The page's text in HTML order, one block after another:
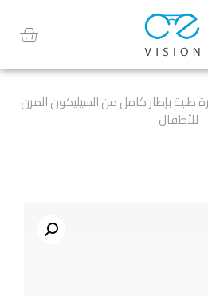
طبية بإطار كامل من السيليكون المرن
للأطفال